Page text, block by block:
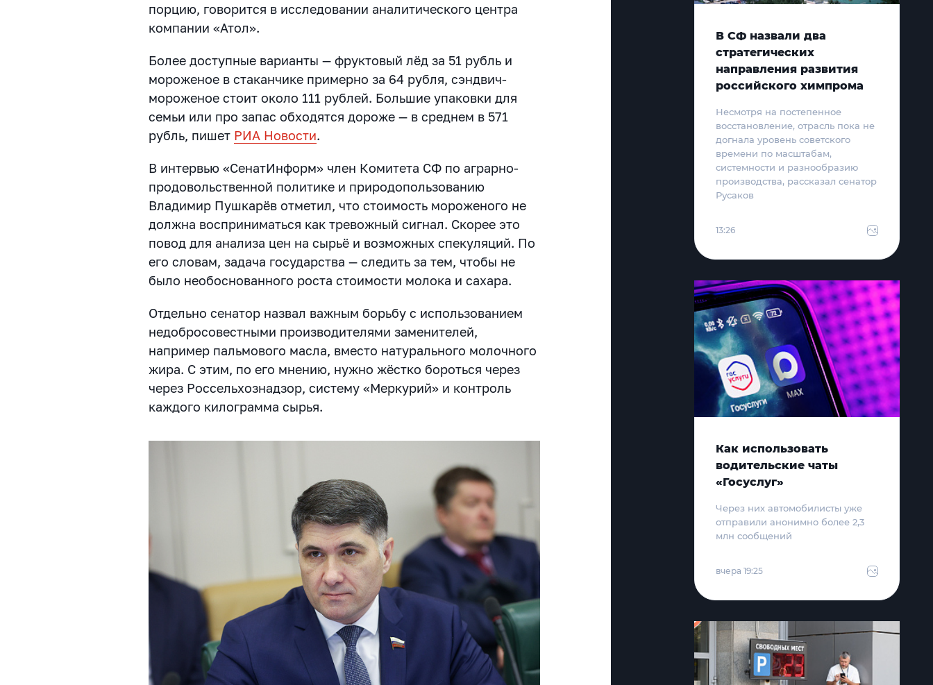
порцию, говорится в исследовании аналитического центра
компании «Атол».
Более доступные варианты — фруктовый лёд за 51 рубль и
мороженое в стаканчике примерно за 64 рубля, сэндвич-
мороженое стоит около 111 рублей. Большие упаковки для
семьи или про запас обходятся дороже — в среднем в 571
рубль, пишет РИА Новости.
В интервью «СенатИнформ» член Комитета СФ по аграрно-
продовольственной политике и природопользованию
Владимир Пушкарёв отметил, что стоимость мороженого не
должна восприниматься как тревожный сигнал. Скорее это
повод для анализа цен на сырьё и возможных спекуляций. По
его словам, задача государства — следить за тем, чтобы не
было необоснованного роста стоимости молока и сахара.
Отдельно сенатор назвал важным борьбу с использованием
недобросовестными производителями заменителей,
например пальмового масла, вместо натурального молочного
жира. С этим, по его мнению, нужно жёстко бороться через
через Россельхознадзор, систему «Меркурий» и контроль
каждого килограмма сырья.
В СФ назвали два
стратегических
направления развития
российского химпрома
Несмотря на постепенное
восстановление, отрасль пока не
догнала уровень советского
времени по масштабам,
системности и разнообразию
производства, рассказал сенатор
Русаков
13:26
Как использовать
водительские чаты
«Госуслуг»
Через них автомобилисты уже
отправили анонимно более 2,3
млн сообщений
вчера 19:25